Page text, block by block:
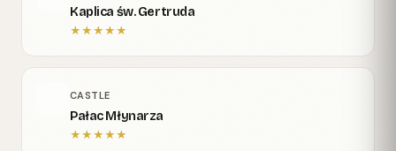
Kaplica św. Gertruda
★★★★★
CASTLE
Pałac Młynarza
★★★★★